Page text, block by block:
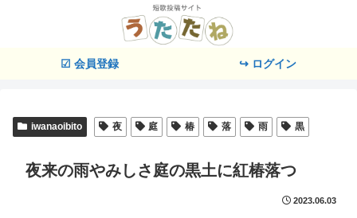
☑ 会員登録 ↪ ログイン
iwanaoibito 夜 庭 椿 落 雨 黒
夜来の雨やみしさ庭の黒土に紅椿落つ
2023.06.03